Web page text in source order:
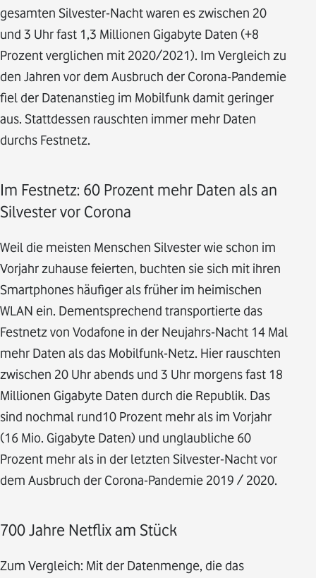
gesamten Silvester-Nacht waren es zwischen 20
und 3 Uhr fast 1,3 Millionen Gigabyte Daten (+8
Prozent verglichen mit 2020/2021). Im Vergleich zu
den Jahren vor dem Ausbruch der Corona-Pandemie
fiel der Datenanstieg im Mobilfunk damit geringer
aus. Stattdessen rauschten immer mehr Daten
durchs Festnetz.
Im Festnetz: 60 Prozent mehr Daten als an
Silvester vor Corona
Weil die meisten Menschen Silvester wie schon im
Vorjahr zuhause feierten, buchten sie sich mit ihren
Smartphones häufiger als früher im heimischen
WLAN ein. Dementsprechend transportierte das
Festnetz von Vodafone in der Neujahrs-Nacht 14 Mal
mehr Daten als das Mobilfunk-Netz. Hier rauschten
zwischen 20 Uhr abends und 3 Uhr morgens fast 18
Millionen Gigabyte Daten durch die Republik. Das
sind nochmal rund10 Prozent mehr als im Vorjahr
(16 Mio. Gigabyte Daten) und unglaubliche 60
Prozent mehr als in der letzten Silvester-Nacht vor
dem Ausbruch der Corona-Pandemie 2019 / 2020.
700 Jahre Netflix am Stück
Zum Vergleich: Mit der Datenmenge, die das